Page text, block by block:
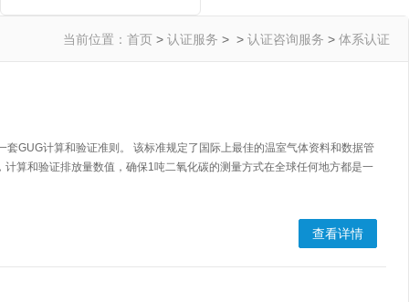
当前位置： 首页 > 认证服务 > > 认证咨询服务 > 体系认证
GUG计算和验证准则。 该标准规定了国际上最佳的温室气体资料和数据管
算和验证排放量数值，确保1吨二氧化碳的测量方式在全球任何地方都是一
查看详情